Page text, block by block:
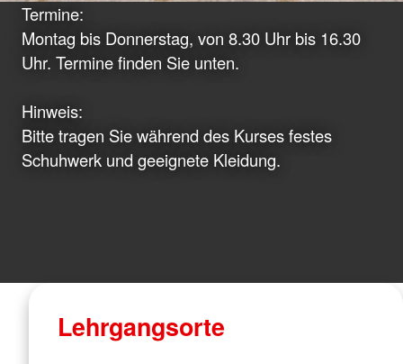
Termine:
Montag bis Donnerstag, von 8.30 Uhr bis 16.30
Uhr. Termine finden Sie unten.
Hinweis:
Bitte tragen Sie während des Kurses festes
Schuhwerk und geeignete Kleidung.
Lehrgangsorte